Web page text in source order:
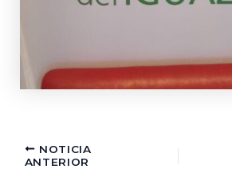
NOTICIA
ANTERIOR